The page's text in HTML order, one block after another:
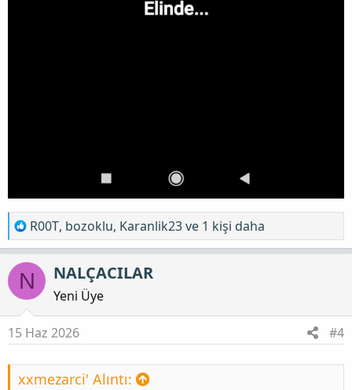
T
e
p
k
i
l
e
r
:
R00T, bozoklu, Karanlik23ve 1 kişi daha
N NALÇACILAR
Yeni Üye
15 Haz 2026 #4
xxmezarci' Alıntı: